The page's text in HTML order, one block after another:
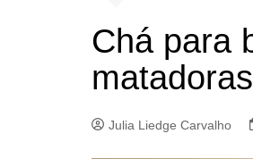
Chá para
Julia Liedge Carvalho